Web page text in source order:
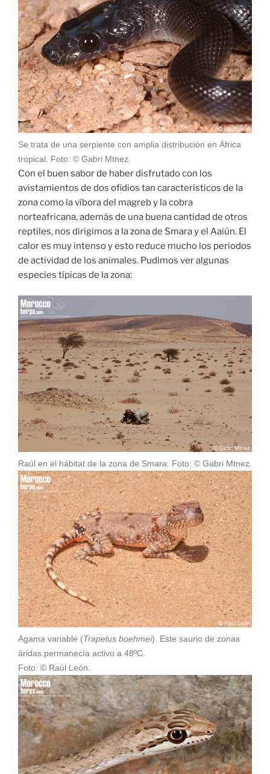
Se trata de una serpiente con amplia distribución en África
tropical. Foto: © Gabri Mtnez.
Con el buen sabor de haber disfrutado con los
avistamientos de dos ofidios tan característicos de la
zona como la víbora del magreb y la cobra
norteafricana, además de una buena cantidad de otros
reptiles, nos dirigimos a la zona de Smara y el Aaiún. El
calor es muy intenso y esto reduce mucho los periodos
de actividad de los animales. Pudimos ver algunas
especies típicas de la zona:
Raúl en el hábitat de la zona de Smara. Foto: © Gabri Mtnez.
Agama variable (Trapelus boehmei). Este saurio de zonas
áridas permanecía activo a 48ºC.
Foto: © Raúl León.